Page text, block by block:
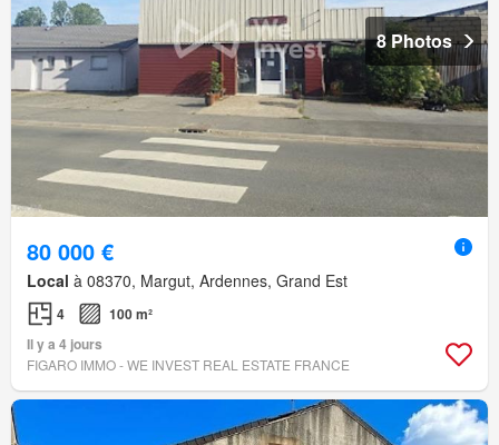
8 Photos
80 000 €
Local à 08370, Margut, Ardennes, Grand Est
4
100 m²
Il y a 4 jours
FIGARO IMMO - WE INVEST REAL ESTATE FRANCE